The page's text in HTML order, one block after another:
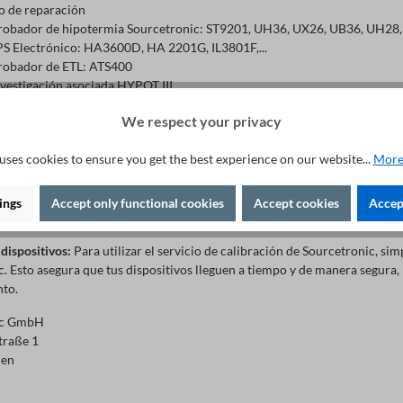
de reparación
de hipotermia Sourcetronic: ST9201, UH36, UX26, UB36,
Electrónico: HA3600D, HA 2201G, IL3801F,...
de ETL: ATS400
asociada HYPOT III
ordena el servicio de calibración de Sourcetronic en nuestra
Para utilizar el servicio de calibración de Sourcetronic,
Esto asegura que tus dispositivos lleguen a tiempo y de manera
GmbH
1
We respect your privacy
cookies to ensure you get the best experience on our website...
Accept only functional cookies Accept cookies